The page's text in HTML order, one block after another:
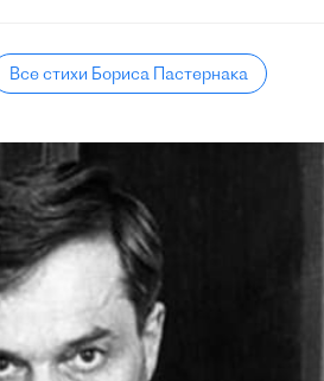
Все стихи Бориса Пастернака